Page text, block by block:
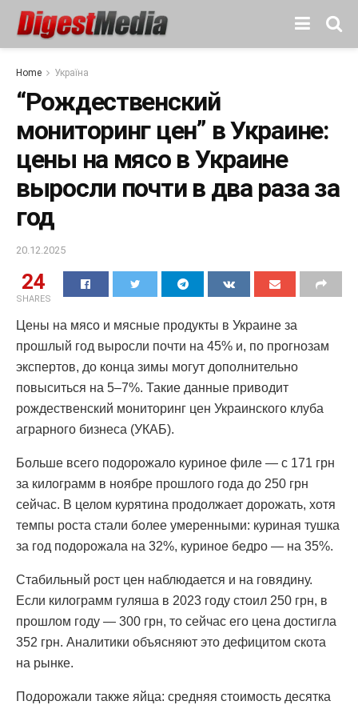
Home Україна
“Рождественский
мониторинг цен” в Украине:
цены на мясо в Украине
выросли почти в два раза за
год
20.12.2025
24
SHARES
Цены на мясо и мясные продукты в Украине за
прошлый год выросли почти на 45% и, по прогнозам
экспертов, до конца зимы могут дополнительно
повыситься на 5–7%. Такие данные приводит
рождественский мониторинг цен Украинского клуба
аграрного бизнеса (УКАБ).
Больше всего подорожало куриное филе — с 171 грн
за килограмм в ноябре прошлого года до 250 грн
сейчас. В целом курятина продолжает дорожать, хотя
темпы роста стали более умеренными: куриная тушка
за год подорожала на 32%, куриное бедро — на 35%.
Стабильный рост цен наблюдается и на говядину.
Если килограмм гуляша в 2023 году стоил 250 грн, в
прошлом году — 300 грн, то сейчас его цена достигла
352 грн. Аналитики объясняют это дефицитом скота
на рынке.
Подорожали также яйца: средняя стоимость десятка